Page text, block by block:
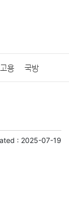
고용 국방
: 2025-07-19